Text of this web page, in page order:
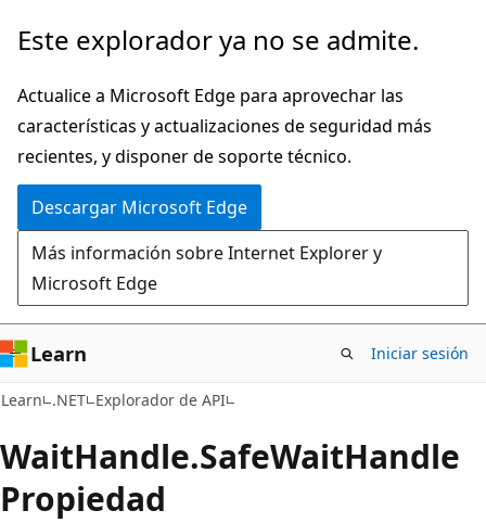
Ir
contenido
principal
Ir
la
navegación
en
la
página
Este explorador ya no se admite.
Actualice a Microsoft Edge para aprovechar las
características y actualizaciones de seguridad más
recientes, y disponer de soporte técnico.
Descargar Microsoft Edge
Más información sobre Internet Explorer y
Microsoft Edge
Learn Iniciar sesión
Learn .NET Explorador de API
WaitHandle.SafeWaitHandle
Propiedad